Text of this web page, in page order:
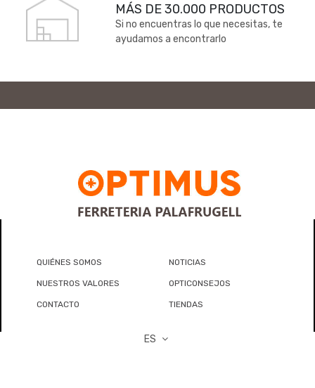
MÁS DE 30.000 PRODUCTOS
Si no encuentras lo que necesitas, te
ayudamos a encontrarlo
QUIÉNES SOMOS NOTICIAS
NUESTROS VALORES OPTICONSEJOS
CONTACTO TIENDAS
ES